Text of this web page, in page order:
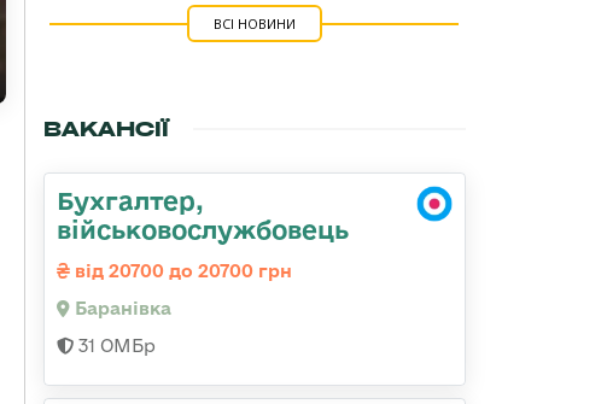
ВСІ НОВИНИ
ВАКАНСІЇ
Бухгалтер,
військовослужбовець
від 20700 до 20700 грн
Баранівка
31 ОМБр